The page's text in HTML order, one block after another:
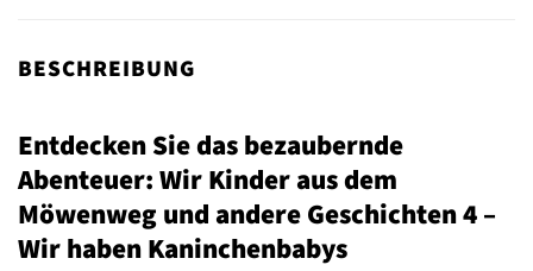
BESCHREIBUNG
Entdecken Sie das bezaubernde
Abenteuer: Wir Kinder aus dem
Möwenweg und andere Geschichten 4 –
Wir haben Kaninchenbabys